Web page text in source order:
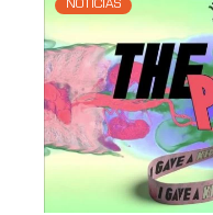
NOTICIAS